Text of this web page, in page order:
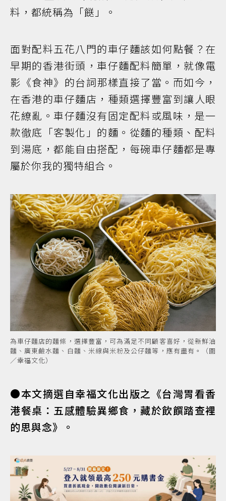
料，都統稱為「餸」。
面對配料五花八門的車仔麵該如何點餐？在
早期的香港街頭，車仔麵配料簡單，就像電
影《食神》的台詞那樣直接了當。而如今，
在香港的車仔麵店，種類選擇豐富到讓人眼
花繚亂。車仔麵沒有固定配料或風味，是一
款徹底「客製化」的麵。從麵的種類、配料
到湯底，都能自由搭配，每碗車仔麵都是專
屬於你我的獨特組合。
為車仔麵店的麵條，選擇豐富，可為滿足不同顧客喜好，從新鮮油
麵、廣東鹼水麵、白麵、米線與米粉及公仔麵等，應有盡有。（圖
／幸福文化）
●本文摘選自幸福文化出版之《台灣胃看香
港餐桌：五感體驗異鄉食，藏於飲饌踏查裡
的思與念》。